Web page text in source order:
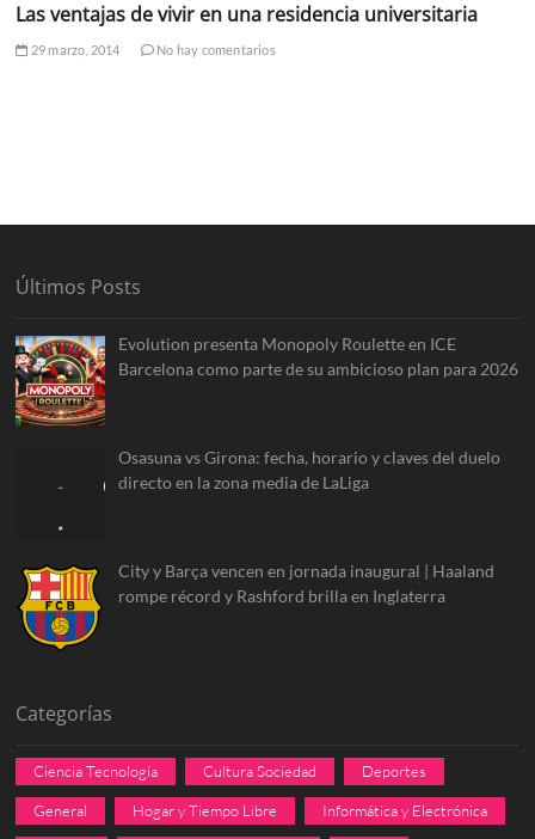
Las ventajas de vivir en una residencia universitaria
29 marzo, 2014 No hay comentarios
Últimos Posts
Evolution presenta Monopoly Roulette en ICE
Barcelona como parte de su ambicioso plan para 2026
Osasuna vs Girona: fecha, horario y claves del duelo
directo en la zona media de LaLiga
City y Barça vencen en jornada inaugural | Haaland
rompe récord y Rashford brilla en Inglaterra
Categorías
Ciencia Tecnología Cultura Sociedad Deportes
General Hogar y Tiempo Libre Informática y Electrónica